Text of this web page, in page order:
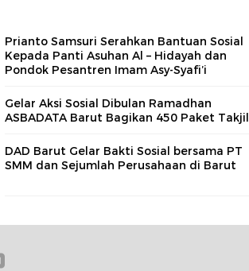
Prianto Samsuri Serahkan Bantuan Sosial
Kepada Panti Asuhan Al – Hidayah dan
Pondok Pesantren Imam Asy-Syafi’i
Gelar Aksi Sosial Dibulan Ramadhan
ASBADATA Barut Bagikan 450 Paket Takjil
DAD Barut Gelar Bakti Sosial bersama PT
SMM dan Sejumlah Perusahaan di Barut